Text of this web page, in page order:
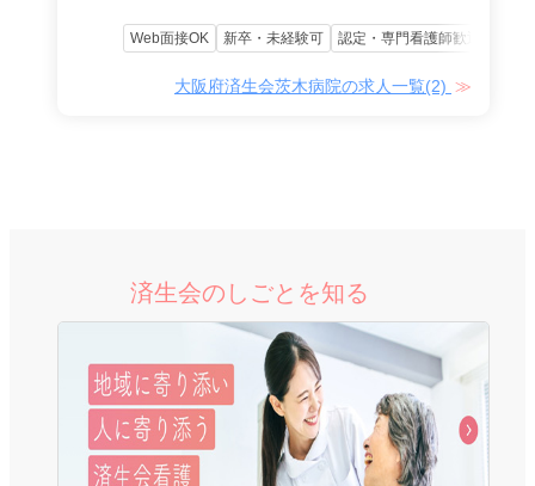
Web面接OK 新卒・未経験可 認定・専門看護師歓迎
大阪府済生会茨木病院の求人一覧(2)
済生会のしごとを知る